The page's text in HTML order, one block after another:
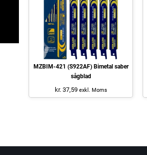
MZBIM-421 (S922AF) Bimetal saber
sågblad
kr. 37,59 exkl. Moms